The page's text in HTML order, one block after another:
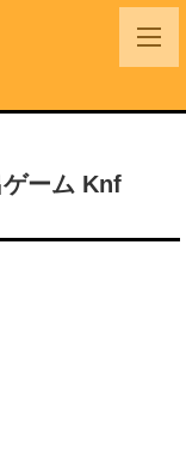
ーム Knf